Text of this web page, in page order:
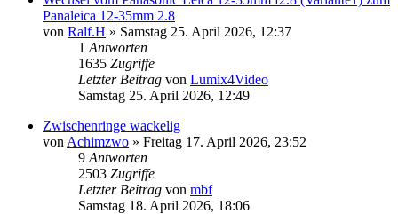
Panaleica 12-35mm 2.8
von Ralf.H » Samstag 25. April 2026, 12:37
1 Antworten
1635 Zugriffe
Letzter Beitrag von Lumix4Video
Samstag 25. April 2026, 12:49
Zwischenringe wackelig
von Achimzwo » Freitag 17. April 2026, 23:52
9 Antworten
2503 Zugriffe
Letzter Beitrag von mbf
Samstag 18. April 2026, 18:06